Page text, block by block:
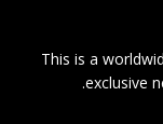
This is a
exclusive